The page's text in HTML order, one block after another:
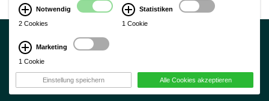
CMS Laurin Version 3.0
Schließen Ok
Notwendig
2 Cookies
Statistiken
1 Cookie
Marketing
1 Cookie
Einstellung speichern Alle Cookies akzeptieren